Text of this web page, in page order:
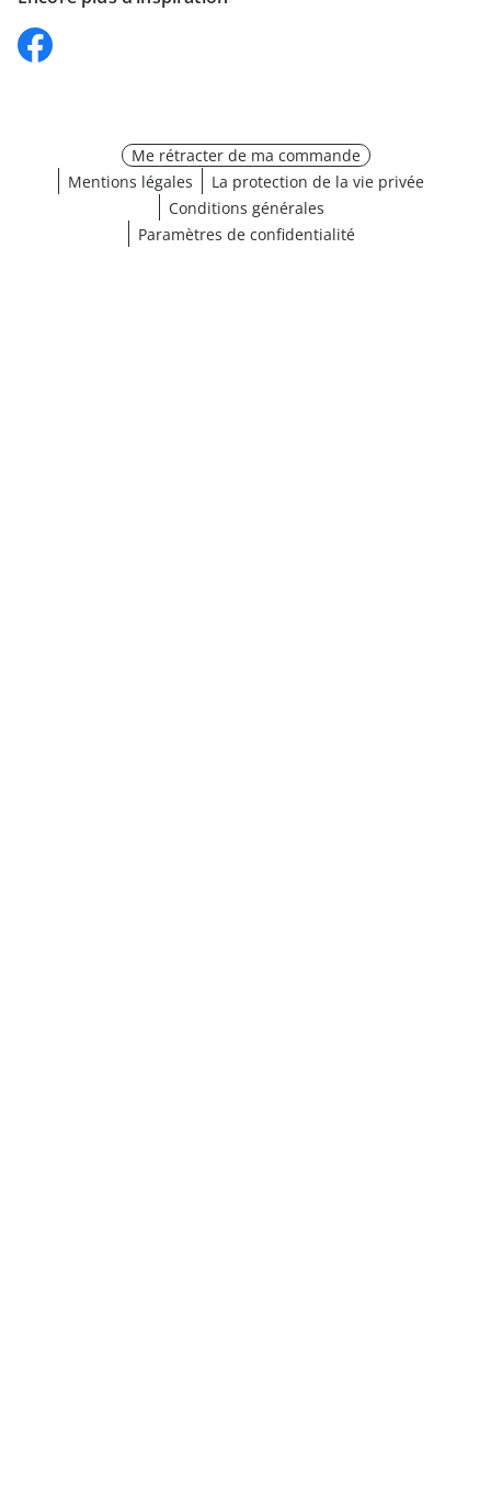
Me rétracter de ma commande
Mentions légales
La protection de la vie privée
Conditions générales
Paramètres de confidentialité